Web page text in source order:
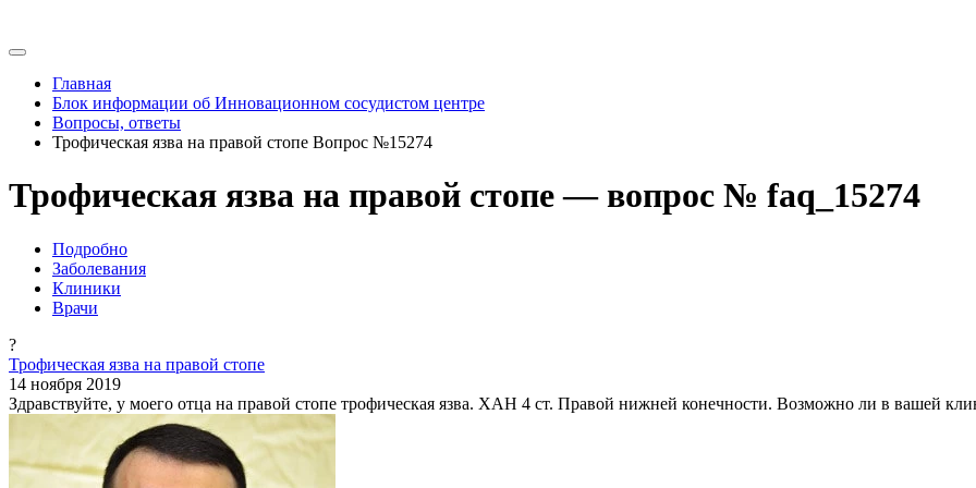
Главная
Блок информации об Инновационном сосудистом центре
Вопросы, ответы
Трофическая язва на правой стопе Вопрос №15274
Трофическая язва на правой стопе — вопрос № faq_15274
Подробно
Заболевания
Клиники
Врачи
?
Трофическая язва на правой стопе
14 ноября 2019
Здравствуйте, у моего отца на правой стопе трофическая язва. ХАН 4 ст. Правой нижней конечности. Возможно ли в вашей